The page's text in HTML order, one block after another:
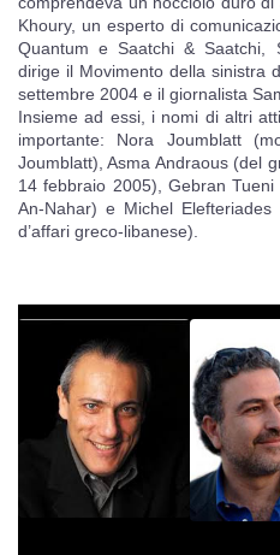
Khoury, un esperto di
Quantum e Saatchi & Saatchi,
dirige il Movimento della sinistra
settembre 2004 e il giornalista
Insieme ad essi, i nomi di altri
importante: Nora Joumblatt
Joumblatt), Asma Andraous (del
14 febbraio 2005), Gebran Tueni
An-Nahar) e Michel
d’affari greco-libanese).